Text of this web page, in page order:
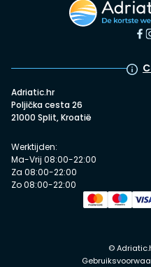
Adriatic.hr
Poljička cesta 26
21000 Split, Kroatië
Werktijden:
Ma-Vrij 08:00-22:00
Za 08:00-22:00
Zo 08:00-22:00
©